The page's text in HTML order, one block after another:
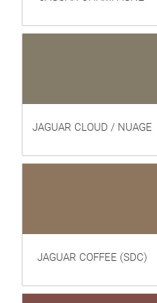
JAGUAR CLOUD / NUAGE
JAGUAR COFFEE (SDC)